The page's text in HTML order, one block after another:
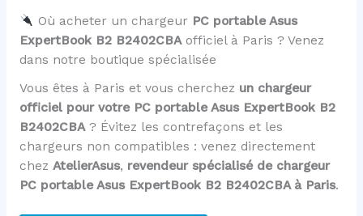
Où acheter un chargeur PC portable Asus
ExpertBook B2 B2402CBAofficiel à Paris ? Venez
dans notre boutique spécialisée
Vous êtes à Paris et vous cherchez un chargeur
officiel pour votre PC portable Asus ExpertBook B2
B2402CBA? Évitez les contrefaçons et les
chargeurs non compatibles : venez directement
chez AtelierAsus, revendeur spécialisé de chargeur
PC portable Asus ExpertBook B2 B2402CBA à Paris.